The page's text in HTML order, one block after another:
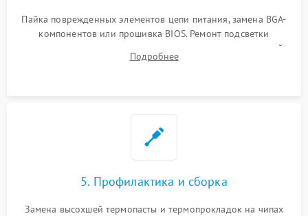
Пайка поврежденных элементов цепи питания, замена BGA-
компонентов или прошивка BIOS. Ремонт подсветки
матрицы, замена неисправного накопителя на скоростной
SSD или установка новых модулей памяти.
Подробнее
5. Профилактика и сборка
Замена высохшей термопасты и термопрокладок на чипах